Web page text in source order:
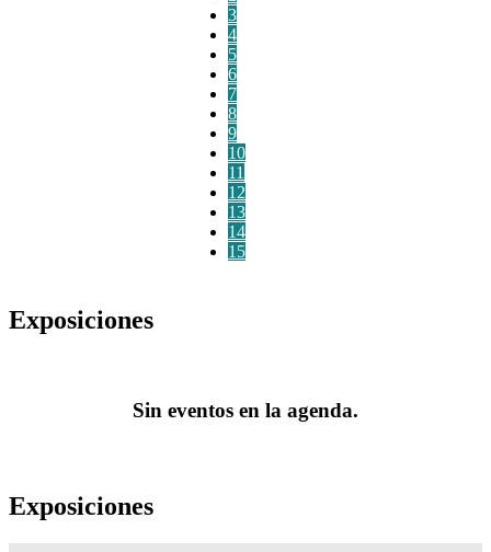
3
4
5
6
7
8
9
10
11
12
13
14
15
Exposiciones
Sin eventos en la agenda.
Exposiciones